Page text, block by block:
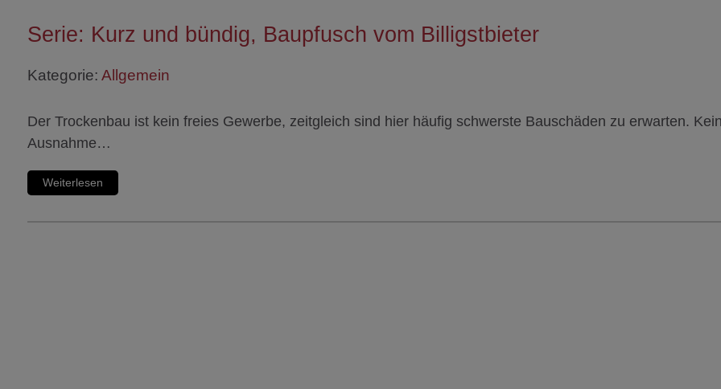
Serie: Kurz und bündig, Baupfusch vom Billigstbieter
Kategorie: Allgemein
Der Trockenbau ist kein freies Gewerbe, zeitgleich sind hier häufig schwerste Bauschäden zu erwarten.
Ausnahme…
Weiterlesen